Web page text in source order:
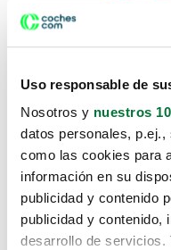
Uso responsable de
Nosotros y nuestros
datos personales,
como las cookies para
información en su
publicidad y contenido
publicidad y contenido,
desarrollo de servicios.
Lo sentimos,
te hemos